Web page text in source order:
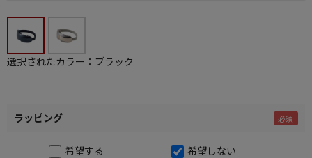
ラッピング
希望する 希望しない
選択されたカラー：ブラック